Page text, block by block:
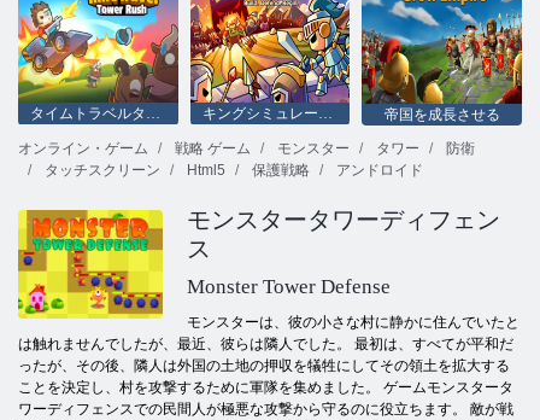
帝国を成長させる
オンライン・ゲーム
戦略 ゲーム モンスター タワー
防衛
タッチスクリーン
Html5 保護戦略 アンドロイド
モンスタータワーディフェン
ス
Monster Tower Defense
モンスターは、彼の小さな村に静かに住んでいたと
は触れませんでしたが、最近、彼らは隣人でした。 最初は、すべてが平和だ
ったが、その後、隣人は外国の土地の押収を犠牲にしてその領土を拡大する
ことを決定し、村を攻撃するために軍隊を集めました。 ゲームモンスタータ
ワーディフェンスでの民間人が極悪な攻撃から守るのに役立ちます。 敵が戦